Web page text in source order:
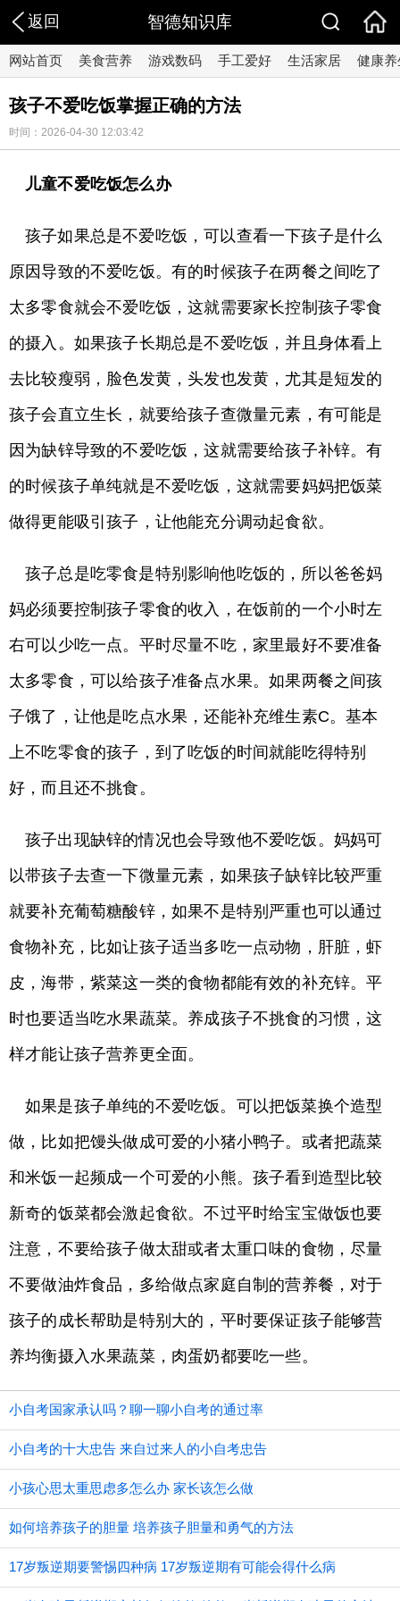
返回 智德知识库
网站首页 美食营养 游戏数码 手工爱好 生活家居 健康养
孩子不爱吃饭掌握正确的方法
时间：2026-04-30 12:03:42
儿童不爱吃饭怎么办
孩子如果总是不爱吃饭，可以查看一下孩子是什么
原因导致的不爱吃饭。有的时候孩子在两餐之间吃了
太多零食就会不爱吃饭，这就需要家长控制孩子零食
的摄入。如果孩子长期总是不爱吃饭，并且身体看上
去比较瘦弱，脸色发黄，头发也发黄，尤其是短发的
孩子会直立生长，就要给孩子查微量元素，有可能是
因为缺锌导致的不爱吃饭，这就需要给孩子补锌。有
的时候孩子单纯就是不爱吃饭，这就需要妈妈把饭菜
做得更能吸引孩子，让他能充分调动起食欲。
孩子总是吃零食是特别影响他吃饭的，所以爸爸妈
妈必须要控制孩子零食的收入，在饭前的一个小时左
右可以少吃一点。平时尽量不吃，家里最好不要准备
太多零食，可以给孩子准备点水果。如果两餐之间孩
子饿了，让他是吃点水果，还能补充维生素C。基本
上不吃零食的孩子，到了吃饭的时间就能吃得特别
好，而且还不挑食。
孩子出现缺锌的情况也会导致他不爱吃饭。妈妈可
以带孩子去查一下微量元素，如果孩子缺锌比较严重
就要补充葡萄糖酸锌，如果不是特别严重也可以通过
食物补充，比如让孩子适当多吃一点动物，肝脏，虾
皮，海带，紫菜这一类的食物都能有效的补充锌。平
时也要适当吃水果蔬菜。养成孩子不挑食的习惯，这
样才能让孩子营养更全面。
如果是孩子单纯的不爱吃饭。可以把饭菜换个造型
做，比如把馒头做成可爱的小猪小鸭子。或者把蔬菜
和米饭一起频成一个可爱的小熊。孩子看到造型比较
新奇的饭菜都会激起食欲。不过平时给宝宝做饭也要
注意，不要给孩子做太甜或者太重口味的食物，尽量
不要做油炸食品，多给做点家庭自制的营养餐，对于
孩子的成长帮助是特别大的，平时要保证孩子能够营
养均衡摄入水果蔬菜，肉蛋奶都要吃一些。
小自考国家承认吗？聊一聊小自考的通过率
小自考的十大忠告 来自过来人的小自考忠告
小孩心思太重思虑多怎么办 家长该怎么做
如何培养孩子的胆量 培养孩子胆量和勇气的方法
17岁叛逆期要警惕四种病 17岁叛逆期有可能会得什么病